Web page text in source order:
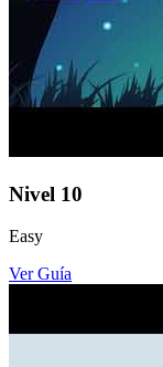
Nivel 10
Easy
Ver Guía